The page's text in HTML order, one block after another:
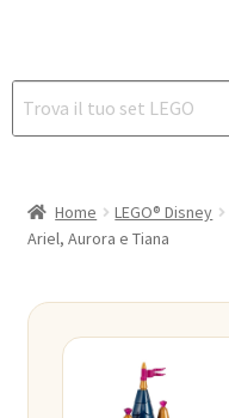
Home LEGO® Disney
Ariel, Aurora e Tiana